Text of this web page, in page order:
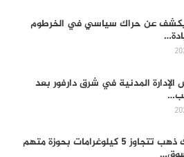
يكشف عن حراك سياسي في الخرطوم
الإدارة المدنية في شرق دارفور بعد
ضبط سبائك ذهب تتجاوز 5 كيلوغرامات بحوزة متهم